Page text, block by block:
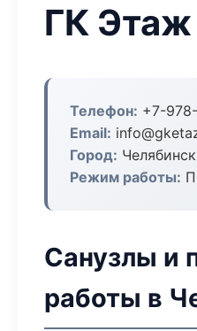
ГК
Телефон: +7-
Email:
Город: Челябинск
Режим работы:
Санузлы и
работы в